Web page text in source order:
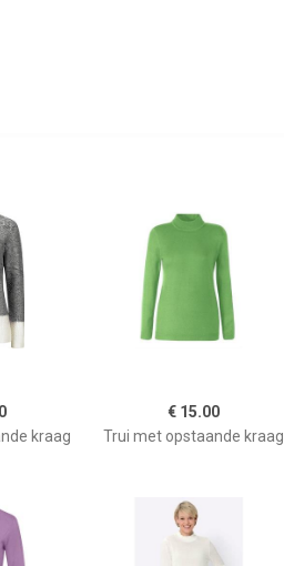
kraag
€ 15.00
Trui met opstaande kraag